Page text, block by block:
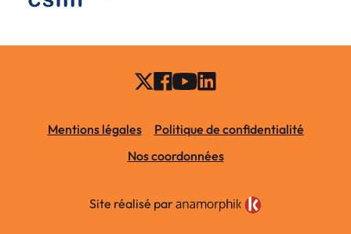
Mentions légales
Politique de confidentialité
Nos coordonnées
Site réalisé par